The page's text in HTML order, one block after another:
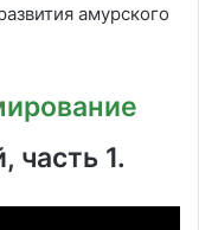
амурского
часть 1.